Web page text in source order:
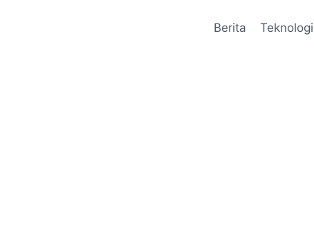
Berita Teknologi